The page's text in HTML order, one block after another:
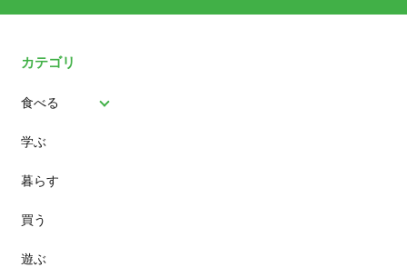
カテゴリ
食べる
パン
スイーツ
ランチ
カフェ
学ぶ
暮らす
買う
遊ぶ